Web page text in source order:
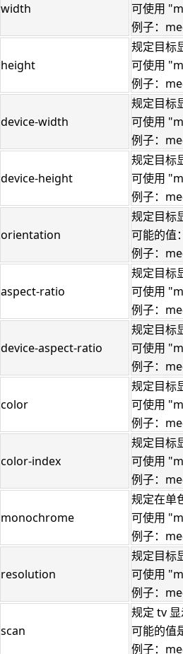
width
可使用
例子：
height
规定目标
可使用
例子：
device-width
规定目标
可使用
例子：
device-height
规定目标
可使用
例子：
orientation
规定目标
可能的
例子：
aspect-ratio
规定目标
可使用
例子：
device-aspect-ratio
规定目标
可使用
例子：
color
规定目标
可使用
例子：
color-index
规定目标
可使用
例子：
monochrome
规定在单
可使用
例子：
resolution
规定目标
可使用
例子：
scan
规定 tv 显
可能的值
例子：